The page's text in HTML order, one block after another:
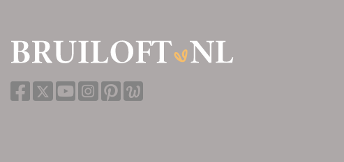
Landelijk
36 beoordelingen